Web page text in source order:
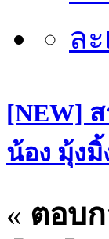
[NEW]
น้อง มุ้งมิ้
« ตอบก